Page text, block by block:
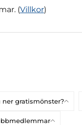
(Villkor)
gratismönster?